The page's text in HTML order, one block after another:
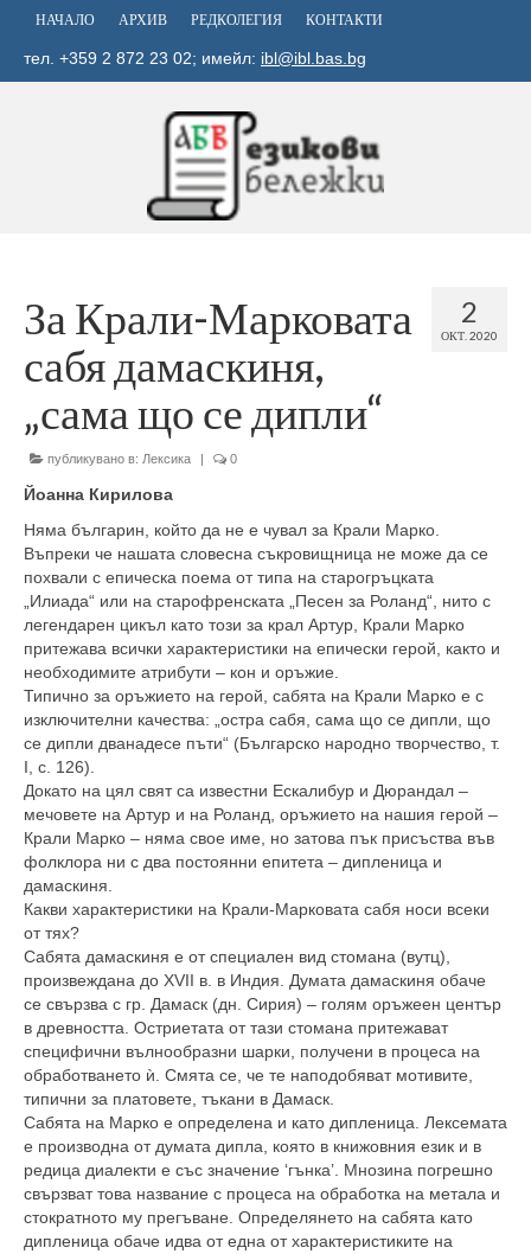
НАЧАЛО АРХИВ РЕДКОЛЕГИЯ КОНТАКТИ
тел. +359 2 872 23 02; имейл: ibl@ibl.bas.bg
2
ОКТ. 2020
За Крали-Марковата
сабя дамаскиня,
„сама що се дипли“
публикувано в: Лексика | 0
Йоанна Кирилова
Няма българин, който да не е чувал за Крали Марко.
Въпреки че нашата словесна съкровищница не може да се
похвали с епическа поема от типа на старогръцката
„Илиада“ или на старофренската „Песен за Роланд“, нито с
легендарен цикъл като този за крал Артур, Крали Марко
притежава всички характеристики на епически герой, както и
необходимите атрибути – кон и оръжие.
Типично за оръжието на герой, сабята на Крали Марко е с
изключителни качества: „остра сабя, сама що се дипли, що
се дипли дванадесе пъти“ (Българско народно творчество, т.
I, с. 126).
Докато на цял свят са известни Ескалибур и Дюрандал –
мечовете на Артур и на Роланд, оръжието на нашия герой –
Крали Марко – няма свое име, но затова пък присъства във
фолклора ни с два постоянни епитета – дипленица и
дамаскиня.
Какви характеристики на Крали-Марковата сабя носи всеки
от тях?
Сабята дамаскиня е от специален вид стомана (вутц),
произвеждана до XVII в. в Индия. Думата дамаскиня обаче
се свързва с гр. Дамаск (дн. Сирия) – голям оръжеен център
в древността. Остриетата от тази стомана притежават
специфични вълнообразни шарки, получени в процеса на
обработването ѝ. Смята се, че те наподобяват мотивите,
типични за платовете, тъкани в Дамаск.
Сабята на Марко е определена и като дипленица. Лексемата
е производна от думата дипла, която в книжовния език и в
редица диалекти е със значение ‘гънка’. Мнозина погрешно
свързват това название с процеса на обработка на метала и
стократното му прегъване. Определянето на сабята като
дипленица обаче идва от една от характеристиките на